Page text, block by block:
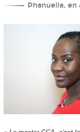
Phanuella, en